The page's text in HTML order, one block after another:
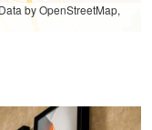
by OpenStreetMap,